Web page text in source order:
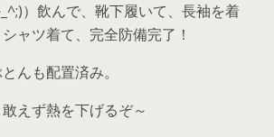
）飲んで、靴下履いて、長袖を着
ャツ着て、完全防備完了！
んも配置済み。
えず熱を下げるぞ～